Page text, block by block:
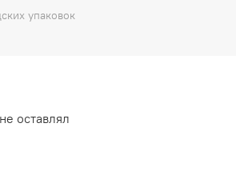
упаковок
оставлял